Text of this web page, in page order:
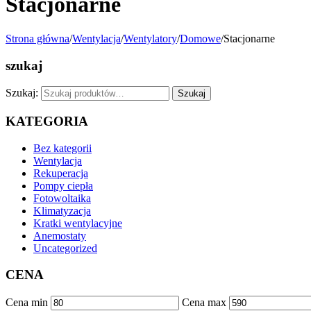
Strona główna/Wentylacja/Wentylatory/Domowe/Stacjonarne
szukaj
Szukaj: Szukaj
KATEGORIA
Bez kategorii
Wentylacja
Rekuperacja
Pompy ciepła
Fotowoltaika
Klimatyzacja
Kratki wentylacyjne
Anemostaty
Uncategorized
CENA
Cena min Cena max